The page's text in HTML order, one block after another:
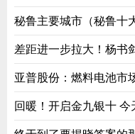
秘鲁主要城市（秘鲁十
回暖！开启金九银十 今